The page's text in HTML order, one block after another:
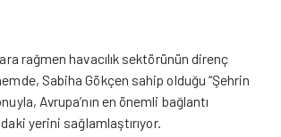
rağmen havacılık sektörünün direnç
Sabiha Gökçen sahip olduğu “Şehrin
Avrupa’nın en önemli bağlantı
yerini sağlamlaştırıyor.